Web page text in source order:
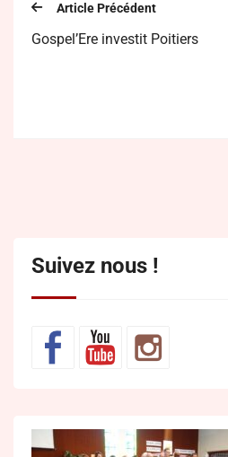
Article Précédent
Gospel’Ere investit Poitiers
Suivez nous !